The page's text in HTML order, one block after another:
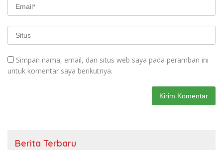
Simpan nama, email, dan situs web saya pada peramban ini
untuk komentar saya berikutnya.
Berita Terbaru